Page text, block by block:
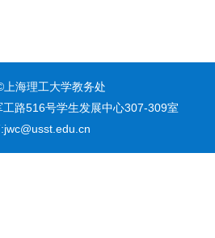
上海理工大学教务处
路516号学生发展中心307-309室